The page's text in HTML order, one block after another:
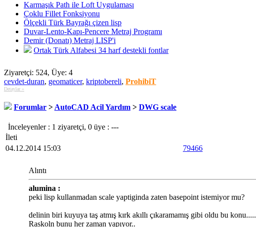
Karmaşık Path ile Loft Uygulaması
Çoklu Fillet Fonksiyonu
Ölçekli Türk Bayrağı çizen lisp
Duvar-Lento-Kapı-Pencere Metraj Programı
Demir (Donatı) Metraj LISP'i
Ortak Türk Alfabesi 34 harf destekli fontlar
Ziyaretçi: 524, Üye: 4
cevdet-duran, geomaticer, kriptobereli, ProhibiT
Detaylar »
Forumlar > AutoCAD Acil Yardım > DWG scale
İnceleyenler : 1 ziyaretçi, 0 üye : ---
İleti
04.12.2014 15:03
79466
Alıntı
alumina :
peki lisp kullanmadan scale yaptiginda zaten basepoint istemiyor mu?
delinin biri kuyuya taş atmış kırk akıllı çıkaramamış gibi oldu bu konu.....
Raskoln bunu her zaman yapıyor..